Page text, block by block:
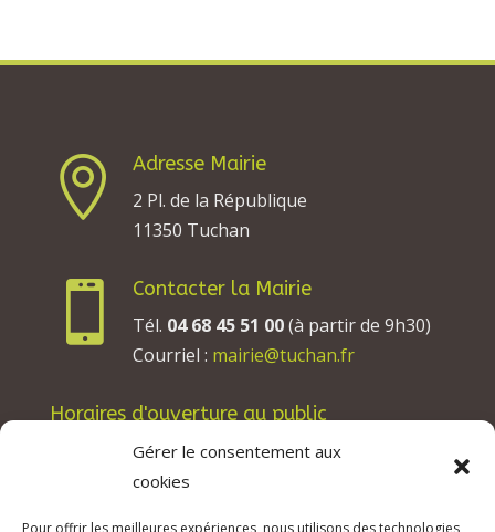
Gérer le consentement aux
cookies
Pour offrir les meilleures expériences, nous utilisons des technologies

Adresse Mairie
2 Pl. de la République
11350 Tuchan

Contacter la Mairie
Tél. 04 68 45 51 00(à partir de 9h30)
Courriel : mairie@tuchan.fr
Horaires d'ouverture au public
Les lundis, mardis et jeudis : de 8h à 12h et de
13h30 à 17h30.